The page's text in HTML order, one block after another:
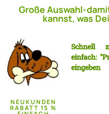
Große Auswahl-
kannst, was
NEUKUNDEN
RABATT 15 %
Schnell
einfach:
eingeben